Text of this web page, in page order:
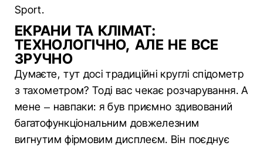
Sport.
ЕКРАНИ ТА КЛІМАТ:
ТЕХНОЛОГІЧНО, АЛЕ НЕ ВСЕ
ЗРУЧНО
Думаєте, тут досі традиційні круглі спідометр
з тахометром? Тоді вас чекає розчарування. А
мене – навпаки: я був приємно здивований
багатофункціональним довжелезним
вигнутим фірмовим дисплеєм. Він поєднує